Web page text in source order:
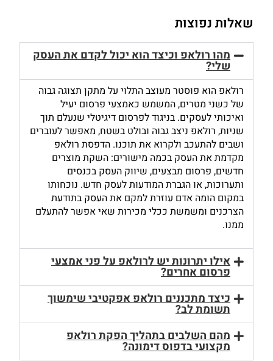
שאלות נפוצות
מהו רולאפ וכיצד הוא יכול לקדם את העסק
שלי?
רולאפ הוא פוסטר מעוצב התלוי על מתקן תצוגה גבוה
של כשני מטרים, המשמש כאמצעי פרסום יעיל
ואיכותי לעסקים. בניגוד לפרסום דיגיטלי שנעלם תוך
שניות, רולאפ ניצב גבוה ובולט בשטח, מאפשר לעוברים
ושבים להתעכב ולקרוא את תוכנו. הדפסת רולאפ
מקדמת את העסק בכמה מישורים: השקת מוצרים
חדשים, פרסום מבצעים, שיווק העסק בכנסים
ותערוכות, או הגברת המודעות לעסק חדש. נוכחותו
במקום הומה אדם עוזרת למקם את העסק בתודעת
הצרכנים ומשמשת ככלי מכירות שאי אפשר להתעלם
ממנו.
אילו יתרונות יש לרולאפ על פני אמצעי
פרסום אחרים?
כיצד מתכננים רולאפ אפקטיבי שימשוך
תשומת לב?
מהם השלבים בתהליך הפקת רולאפ
מקצועי בדפוס דימונה?